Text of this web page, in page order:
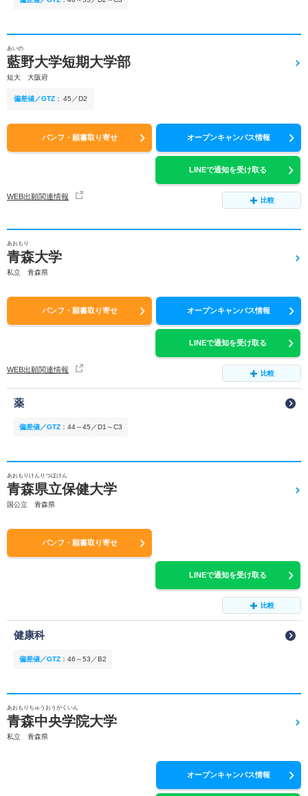
あいの
藍野大学短期大学部
短大 大阪府
偏差値／GTZ ： 45／D2
パンフ・願書取り寄せ オープンキャンパス情報
LINEで通知を受け取る
WEB出願関連情報 比較
あおもり
青森大学
私立 青森県
パンフ・願書取り寄せ オープンキャンパス情報
LINEで通知を受け取る
WEB出願関連情報 比較
薬
偏差値／GTZ ： 44～45／D1～C3
あおもりけんりつほけん
青森県立保健大学
国公立 青森県
パンフ・願書取り寄せ
LINEで通知を受け取る
比較
健康科
偏差値／GTZ ： 46～53／B2
あおもりちゅうおうがくいん
青森中央学院大学
私立 青森県
オープンキャンパス情報